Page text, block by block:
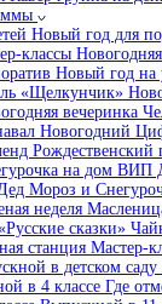
Новый год для
классы
Новый год на
«Щелкунчик»
вечеринка
Новогодний
Рождественский
на дом ВИП
Мороз и
неделя
сказки»
станция Мастер-
в детском саду
в 4 классе Где